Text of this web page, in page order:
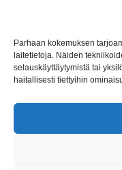
Parhaan kokemuksen
laitetietoja. Näiden
selauskäyttäytymistä tai
haitallisesti tiettyihin